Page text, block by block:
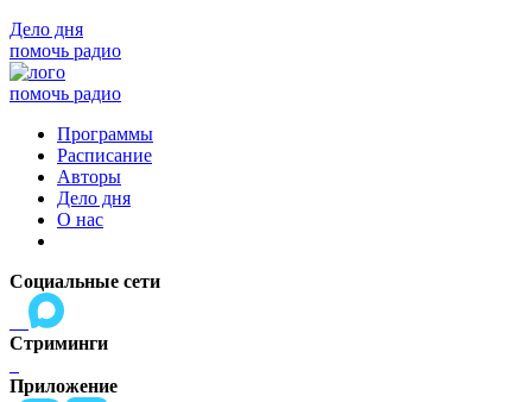
Дело дня
помочь радио
помочь радио
Программы
Расписание
Авторы
Дело дня
О нас
Социальные сети
Стриминги
Приложение